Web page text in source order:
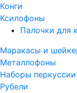
Конги
Ксилофоны
Палочки для
Маракасы и
Металлофоны
Наборы перкуссии
Рубели